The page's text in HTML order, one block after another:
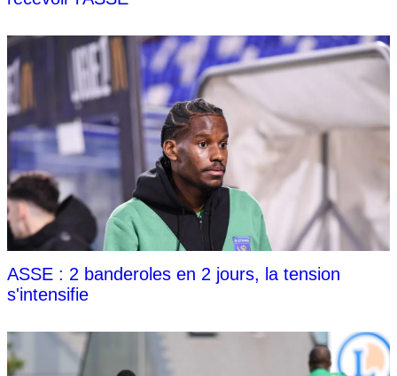
ASSE : 2 banderoles en 2 jours, la tension
s'intensifie